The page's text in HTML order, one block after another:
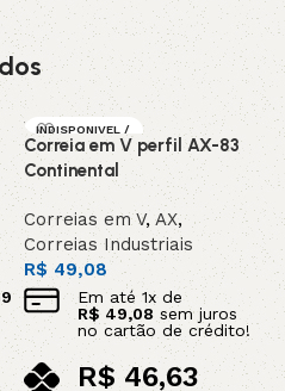
INDISPONIVEL /
SOB ENCOMEN
DA
Correia em V perfil AX-83
Continental
Correias em V, AX,
Correias Industriais
R$ 49,08
Em até 1x de
R$ 49,08 sem juros
no cartão de crédito!
R$ 46,63